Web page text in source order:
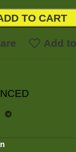
TO CART
Add